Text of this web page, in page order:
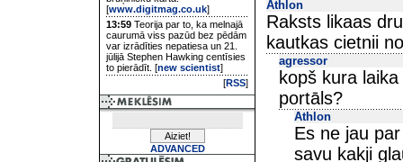
[www.digitmag.co.uk]
13:59 Teorija par to, ka melnajā
caurumā viss pazūd bez pēdām
var izrādīties nepatiesa un 21.
jūlijā Stephen Hawking centīsies
to pierādīt. [new scientist]
[RSS]
ADVANCED
Athlon
Raksts likaas
kautkas cietnii
agressor
kopš kura
portāls?
Athlon
Es ne jau
savu kakji